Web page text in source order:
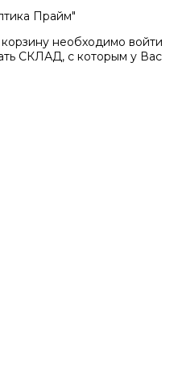
Прайм"
необходимо войти
СКЛАД, с которым у Вас